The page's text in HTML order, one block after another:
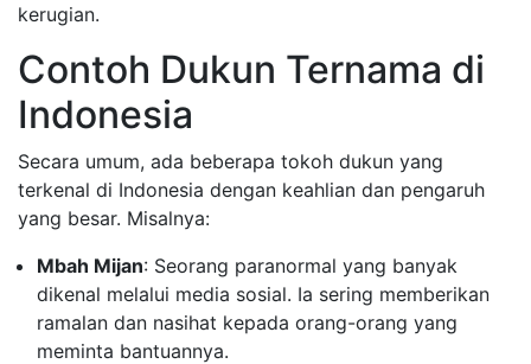
kerugian.
Contoh Dukun Ternama di
Indonesia
Secara umum, ada beberapa tokoh dukun yang
terkenal di Indonesia dengan keahlian dan pengaruh
yang besar. Misalnya:
Mbah Mijan: Seorang paranormal yang banyak
dikenal melalui media sosial. Ia sering memberikan
ramalan dan nasihat kepada orang-orang yang
meminta bantuannya.